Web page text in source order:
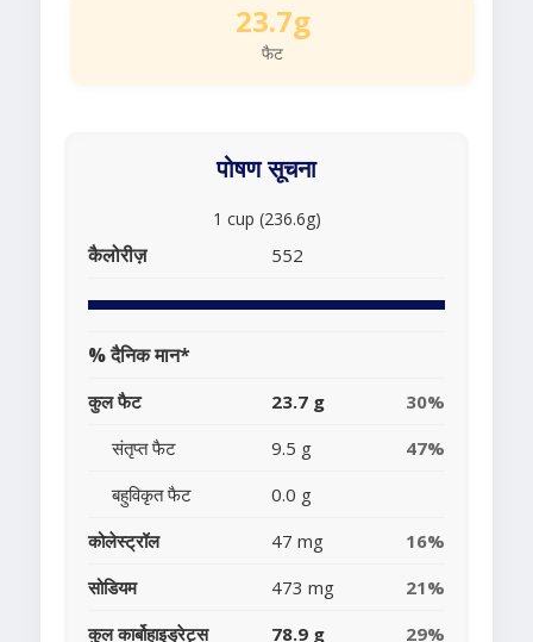
23.7g
फैट
पोषण सूचना
1 cup (236.6g)
कैलोरीज़ 552
% दैनिक मान*
कुल फैट 23.7 g
30%
संतृप्त फैट
9.5 g
47%
बहुविकृत फैट
0.0 g
कोलेस्ट्रॉल
47 mg
16%
सोडियम
473 mg
21%
कुल कार्बोहाइड्रेट्स
78.9 g 29%